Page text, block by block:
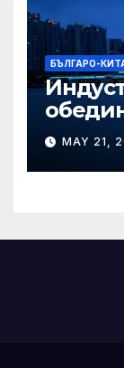
БЪЛГАРО-
MAY 21,